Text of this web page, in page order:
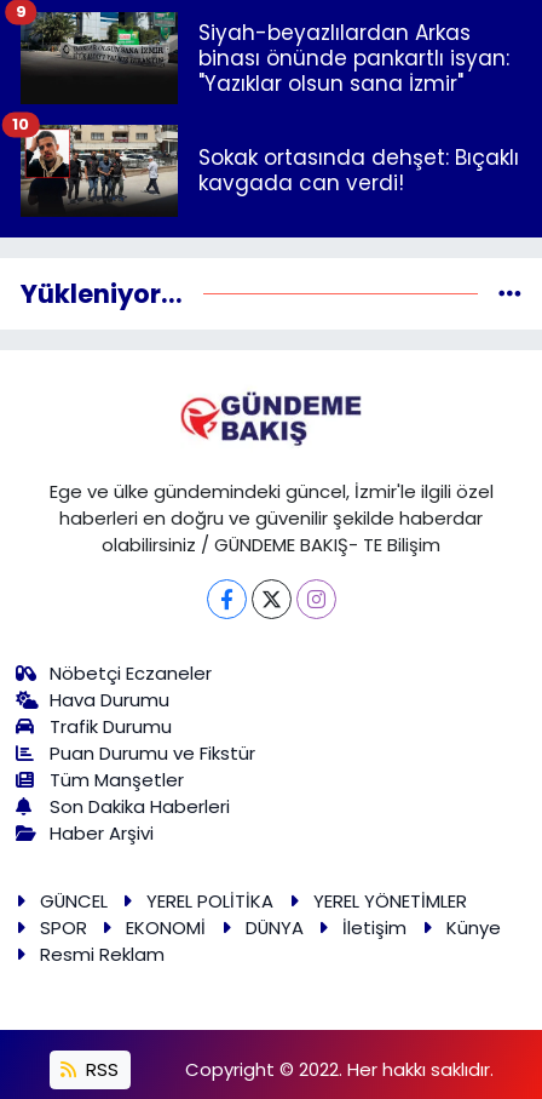
Siyah-beyazlılardan Arkas
binası önünde pankartlı isyan:
"Yazıklar olsun sana İzmir"
9
Sokak ortasında dehşet: Bıçaklı
kavgada can verdi!
10
Yükleniyor...
Ege ve ülke gündemindeki güncel, İzmir'le ilgili özel
haberleri en doğru ve güvenilir şekilde haberdar
olabilirsiniz / GÜNDEME BAKIŞ- TE Bilişim
Nöbetçi Eczaneler
Hava Durumu
Trafik Durumu
Puan Durumu ve Fikstür
Tüm Manşetler
Son Dakika Haberleri
Haber Arşivi
GÜNCEL YEREL POLİTİKA
YEREL YÖNETİMLER
SPOR
EKONOMİ DÜNYA İletişim
Künye
Resmi Reklam
RSS Copyright © 2022. Her hakkı saklıdır.